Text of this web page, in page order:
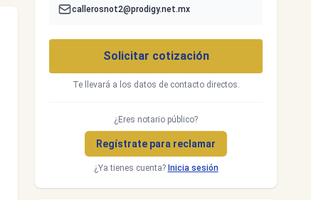
callerosnot2@prodigy.net.mx
Solicitar cotización
Te llevará a los datos de contacto directos.
¿Eres notario público?
Regístrate para reclamar
¿Ya tienes cuenta? Inicia sesión